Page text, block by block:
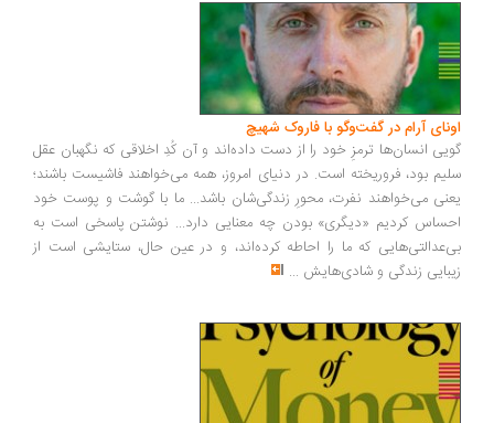
اونای آرام در گفت‌وگو با فاروک شهیچ‭
گویی انسان‌ها ترمزِ خود را از دست داده‌اند و آن کُدِ اخلاقی که نگهبان عقل
سلیم بود، فروریخته است. در دنیای امروز، همه می‌خواهند فاشیست باشند؛
یعنی می‌خواهند نفرت، محورِ زندگی‌شان باشد... ما با گوشت و پوست خود
احساس کردیم «دیگری» بودن چه معنایی دارد... نوشتن پاسخی است به
بی‌عدالتی‌هایی که ما را احاطه کرده‌اند، و در عین حال، ستایشی است از
زیبایی زندگی و شادی‌هایش ...